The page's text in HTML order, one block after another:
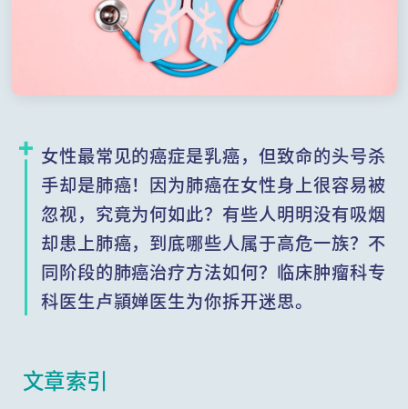
女性最常见的癌症是乳癌，但致命的头号杀
手却是肺癌！因为肺癌在女性身上很容易被
忽视，究竟为何如此？有些人明明没有吸烟
却患上肺癌，到底哪些人属于高危一族？不
同阶段的肺癌治疗方法如何？临床肿瘤科专
科医生卢頴婵医生为你拆开迷思。
文章索引